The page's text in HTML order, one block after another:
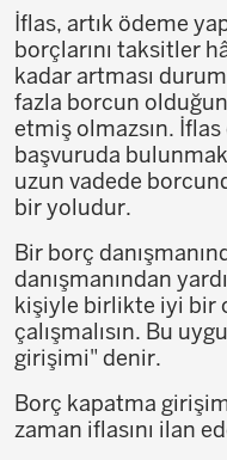
İflas, artık ödeme
borçlarını taksitler
kadar artması
fazla borcun
etmiş olmazsın.
başvuruda
uzun vadede
bir yoludur.
Bir borç
danışmanından
kişiyle birlikte iyi bir
çalışmalısın. Bu
girişimi" denir.
Borç kapatma
zaman iflasını ilan